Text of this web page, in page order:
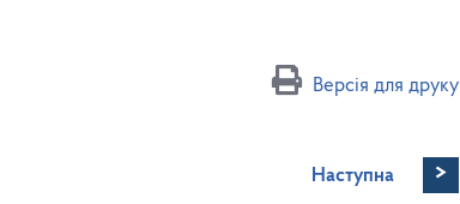
Версія для друку
Наступна >